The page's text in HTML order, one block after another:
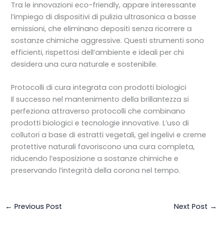
Tra le innovazioni eco-friendly, appare interessante
l’impiego di dispositivi di pulizia ultrasonica a basse
emissioni, che eliminano depositi senza ricorrere a
sostanze chimiche aggressive. Questi strumenti sono
efficienti, rispettosi dell’ambiente e ideali per chi
desidera una cura naturale e sostenibile.
Protocolli di cura integrata con prodotti biologici
Il successo nel mantenimento della brillantezza si
perfeziona attraverso protocolli che combinano
prodotti biologici e tecnologie innovative. L’uso di
collutori a base di estratti vegetali, gel ingelivi e creme
protettive naturali favoriscono una cura completa,
riducendo l’esposizione a sostanze chimiche e
preservando l’integrità della corona nel tempo.
← Previous Post Next Post →